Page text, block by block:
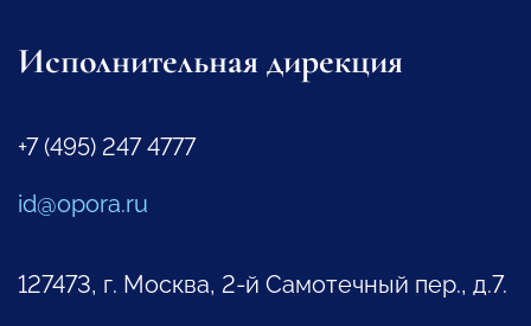
Исполнительная дирекция
+7 (495) 247 4777
id@opora.ru
127473, г. Москва, 2-й Самотечный пер., д.7.